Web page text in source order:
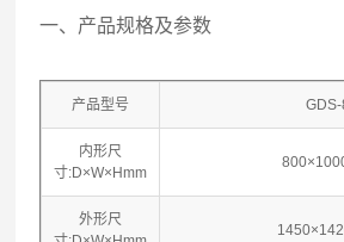
一、产品规格及参数
产品型号
内形尺
寸:D×W×Hmm
外形尺